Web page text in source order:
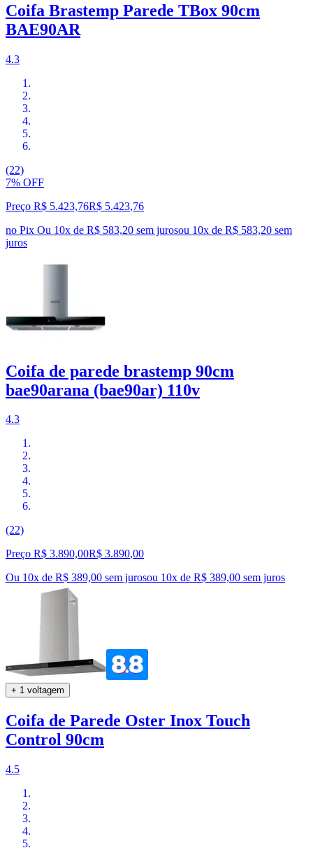
Coifa Brastemp Parede TBox 90cm
BAE90AR
4.3
(22)
7% OFF
Preço R$ 5.423,76R$ 5.423,76
no Pix Ou 10x de R$ 583,20 sem jurosou 10x de R$ 583,20 sem
juros
Coifa de parede brastemp 90cm
bae90arana (bae90ar) 110v
4.3
(22)
Preço R$ 3.890,00R$ 3.890,00
Ou 10x de R$ 389,00 sem jurosou 10x de R$ 389,00 sem juros
+ 1 voltagem
Coifa de Parede Oster Inox Touch
Control 90cm
4.5